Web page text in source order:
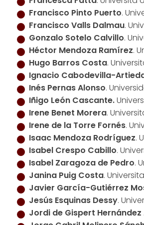
Francisco Pinto Puerto.
Francisco Valls Dalmau.
Gonzalo Sotelo Calvillo.
Héctor Mendoza Ramírez.
Hugo Barros Costa.
Ignacio Cabodevilla-
Inés Pernas Alonso.
Iñigo León Cascante.
Irene Benet Morera.
Irene de la Torre Fornés.
Isaac Mendoza Rodríguez.
Isabel Crespo Cabillo.
Isabel Zaragoza de Pedro.
Janina Puig Costa.
Javier García-Gutiérrez
Jesús Esquinas Dessy.
Jordi de Gispert Hernández